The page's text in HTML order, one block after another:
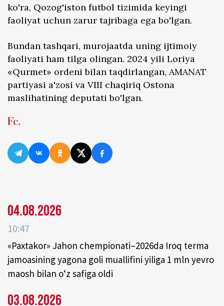
ko'ra, Qozog'iston futbol tizimida keyingi
faoliyat uchun zarur tajribaga ega bo'lgan.
Bundan tashqari, murojaatda uning ijtimoiy
faoliyati ham tilga olingan. 2024 yili Loriya
«Qurmet» ordeni bilan taqdirlangan, AMANAT
partiyasi a'zosi va VIII chaqiriq Ostona
maslihatining deputati bo'lgan.
04.08.2026
10:47
«Paxtakor» Jahon chempionati–2026da Iroq terma
jamoasining yagona goli muallifini yiliga 1 mln yevro
maosh bilan o‘z safiga oldi
03.08.2026